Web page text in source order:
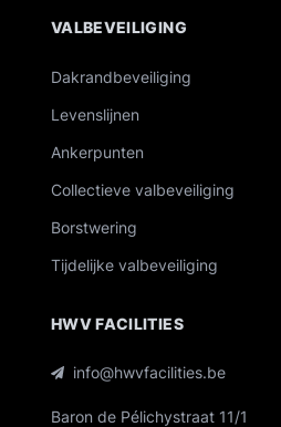
VALBEVEILIGING
Dakrandbeveiliging
Levenslijnen
Ankerpunten
Collectieve valbeveiliging
Borstwering
Tijdelijke valbeveiliging
HWV FACILITIES
info@hwvfacilities.be
Baron de Pélichystraat 11/1